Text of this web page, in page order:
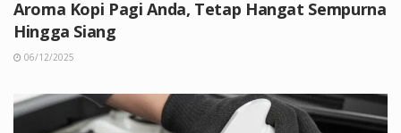
Aroma Kopi Pagi Anda, Tetap Hangat Sempurna
Hingga Siang
06/12/2025